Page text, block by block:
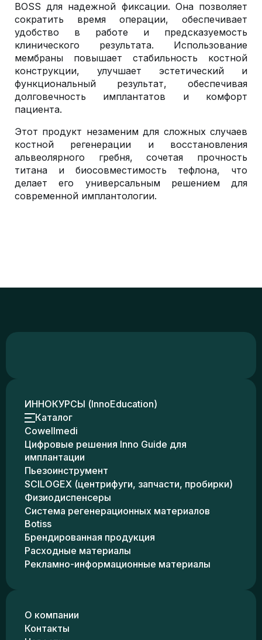
BOSS для надежной фиксации. Она позволяет
сократить время операции, обеспечивает
удобство в работе и предсказуемость
клинического результата. Использование
мембраны повышает стабильность костной
конструкции, улучшает эстетический и
функциональный результат, обеспечивая
долговечность имплантатов и комфорт
пациента.
Этот продукт незаменим для сложных случаев
костной регенерации и восстановления
альвеолярного гребня, сочетая прочность
титана и биосовместимость тефлона, что
делает его универсальным решением для
современной имплантологии.
ИННОКУРСЫ (InnoEducation)
Каталог
Cowellmedi
Цифровые решения Inno Guide для
имплантации
Пьезоинструмент
SCILOGEX (центрифуги, запчасти, пробирки)
Физиодиспенсеры
Система регенерационных материалов
Botiss
Брендированная продукция
Расходные материалы
Рекламно-информационные материалы
О компании
Контакты